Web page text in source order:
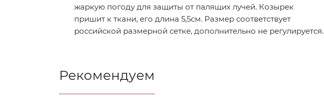
жаркую погоду для защиты от палящих лучей. Козырек
пришит к ткани, его длина 5,5см. Размер соответствует
российской размерной сетке, дополнительно не регулируется.
Рекомендуем